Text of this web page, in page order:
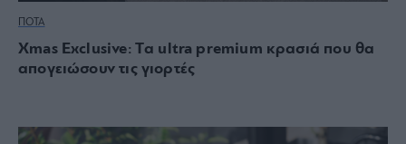
ΠΟΤΑ
Xmas Exclusive: Tα ultra premium κρασιά που θα
απογειώσουν τις γιορτές